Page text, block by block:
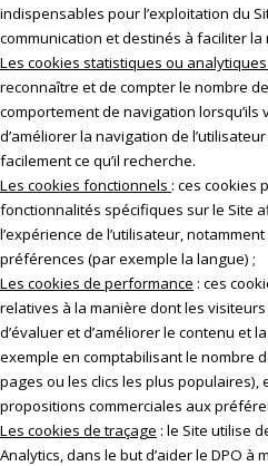
indispensables pour l’exploitation du
communication et destinés à faciliter la
Les cookies statistiques ou analytiques
reconnaître et de compter le nombre
comportement de navigation lorsqu’ils
d’améliorer la navigation de
facilement ce qu’il recherche.
Les cookies fonctionnels : ces cookies
fonctionnalités spécifiques sur le Site
l’expérience de l’utilisateur,
préférences (par exemple la langue) ;
Les cookies de performance : ces
relatives à la manière dont les
d’évaluer et d’améliorer le contenu et
exemple en comptabilisant le nombre
pages ou les clics les plus
propositions commerciales aux
Les cookies de traçage : le Site utilise
Analytics, dans le but d’aider le DPO à